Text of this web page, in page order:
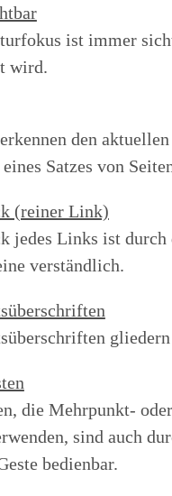
ist immer
wird.
den
Satzes von
(reiner Link)
jedes Links ist durch
verständlich.
die Mehrpunkt-
sind auch
bedienbar.